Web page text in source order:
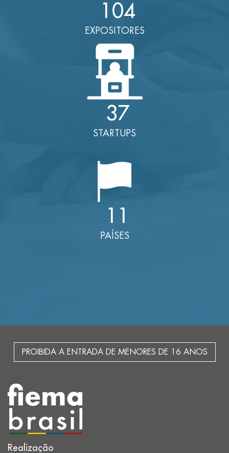
104
EXPOSITORES
37
STARTUPS
11
PAÍSES
PROIBIDA A ENTRADA DE MENORES DE 16 ANOS
Realização